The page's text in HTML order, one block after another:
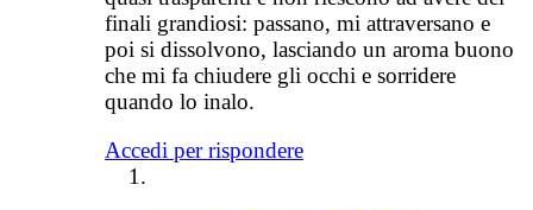
finali grandiosi: passano, mi attraversano e
poi si dissolvono, lasciando un aroma buono
che mi fa chiudere gli occhi e sorridere
quando lo inalo.
Accedi per rispondere